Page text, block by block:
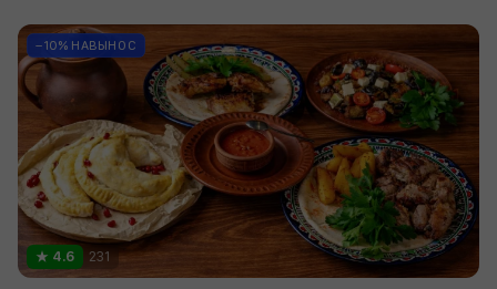
−10% НАВЫНОС
4.6 231